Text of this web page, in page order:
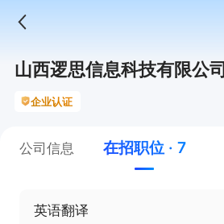
山西逻思信息科技有限公司
企业认证
公司信息 在招职位 · 7
英语翻译